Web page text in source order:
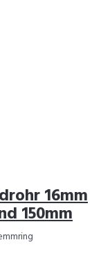
16mm
150mm